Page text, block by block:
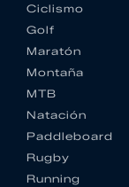
Ciclismo
Golf
Maratón
Montaña
MTB
Natación
Paddleboard
Rugby
Running